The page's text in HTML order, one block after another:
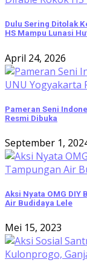
Dulu Sering Ditolak
HS Mampu Lunasi
April 24, 2026
Pameran Seni
Resmi Dibuka
September 1,
Aksi Nyata OMG DIY
Air Budidaya Lele
Mei 15, 2023